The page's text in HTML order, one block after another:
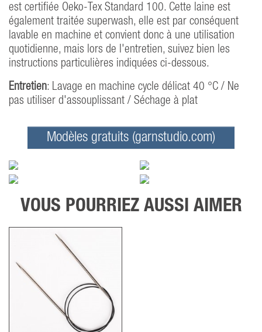
est certifiée Oeko-Tex Standard 100. Cette laine est
également traitée superwash, elle est par conséquent
lavable en machine et convient donc à une utilisation
quotidienne, mais lors de l'entretien, suivez bien les
instructions particulières indiquées ci-dessous.
Entretien: Lavage en machine cycle délicat 40 °C / Ne
pas utiliser d'assouplissant / Séchage à plat
Modèles gratuits (garnstudio.com)
VOUS POURRIEZ AUSSI AIMER